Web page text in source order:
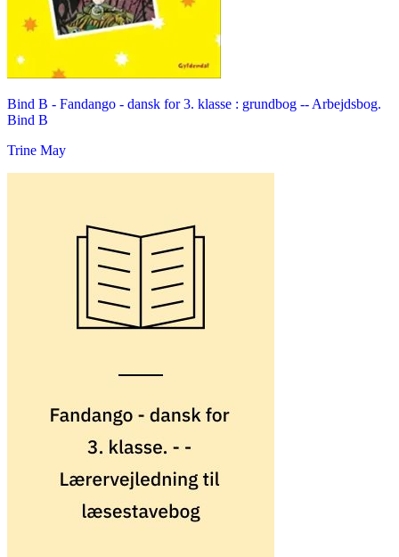
Bind B - Fandango - dansk for 3. klasse : grundbog -- Arbejdsbog.
Bind B
Trine May